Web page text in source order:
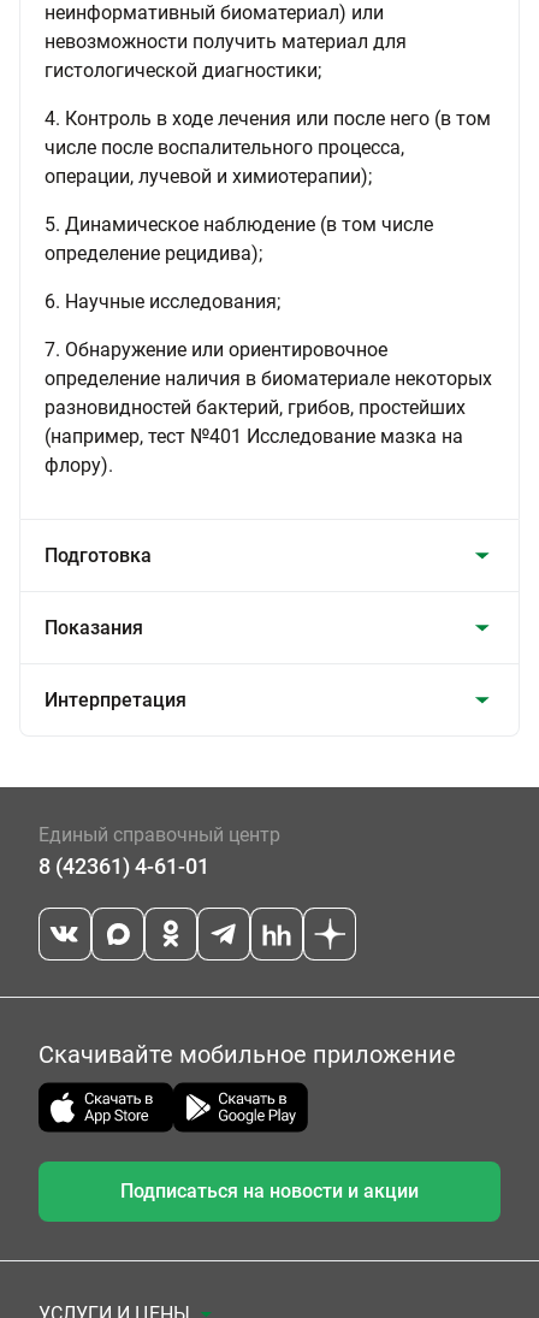
неинформативный биоматериал) или
невозможности получить материал для
гистологической диагностики;
4. Контроль в ходе лечения или после него (в том
числе после воспалительного процесса,
операции, лучевой и химиотерапии);
5. Динамическое наблюдение (в том числе
определение рецидива);
6. Научные исследования;
7. Обнаружение или ориентировочное
определение наличия в биоматериале некоторых
разновидностей бактерий, грибов, простейших
(например, тест №401 Исследование мазка на
флору).
Подготовка
Показания
Интерпретация
Единый справочный центр
8 (42361) 4-61-01
Скачивайте мобильное приложение
Подписаться на новости и акции